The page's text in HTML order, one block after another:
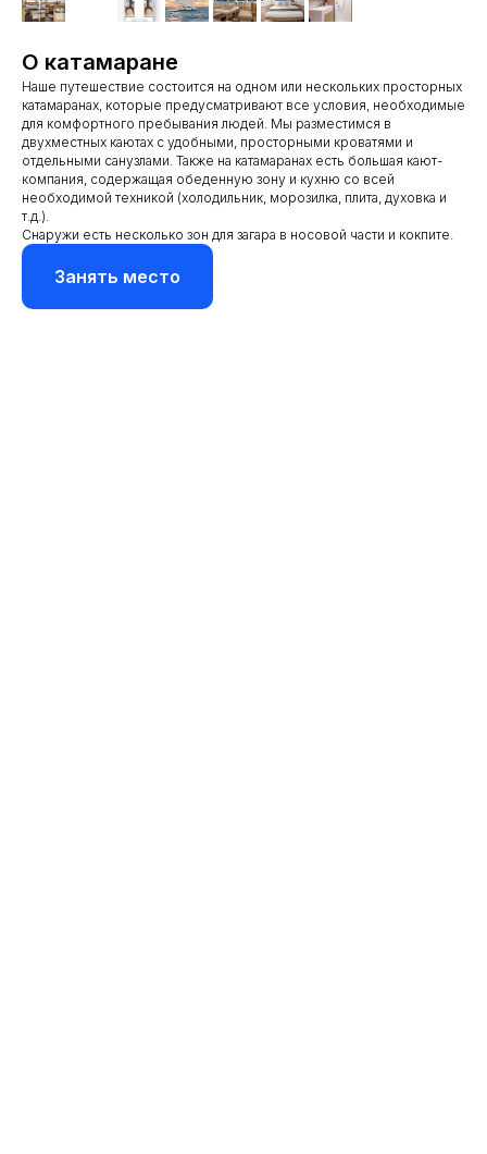
О катамаране
Наше путешествие состоится на одном или нескольких просторных
катамаранах, которые предусматривают все условия, необходимые
для комфортного пребывания людей. Мы разместимся в
двухместных каютах с удобными, просторными кроватями и
отдельными санузлами. Также на катамаранах есть большая кают-
компания, содержащая обеденную зону и кухню со всей
необходимой техникой (холодильник, морозилка, плита, духовка и
т.д.).
Снаружи есть несколько зон для загара в носовой части и кокпите.
Занять место